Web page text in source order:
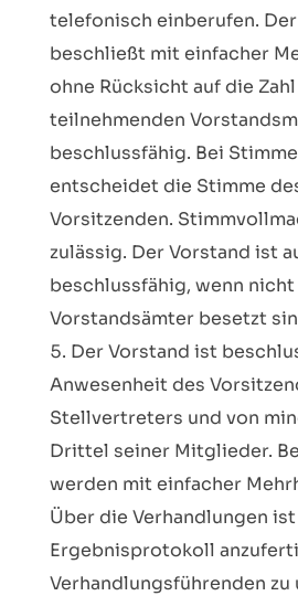
telefonisch einberufen.
beschließt mit einfacher
ohne Rücksicht auf die
teilnehmenden
beschlussfähig. Bei
entscheidet die Stimme
Vorsitzenden.
zulässig. Der Vorstand ist
beschlussfähig, wenn nicht
Vorstandsämter besetzt
Der Vorstand ist
Anwesenheit des
Stellvertreters und von
Drittel seiner Mitglieder.
werden mit einfacher
Über die Verhandlungen
Ergebnisprotokoll
Verhandlungsführenden zu